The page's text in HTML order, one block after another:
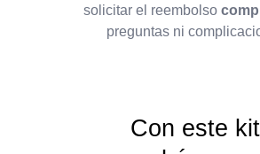
solicitar el reembolso
preguntas ni
Con este kit